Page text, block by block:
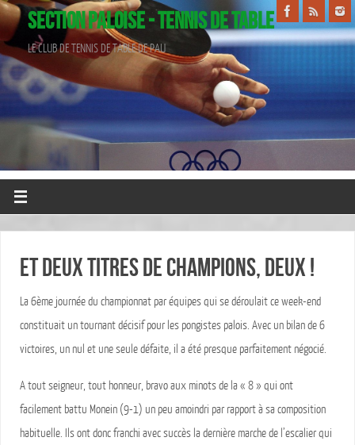
SECTION PALOISE - TENNIS DE TABLE
LE CLUB DE TENNIS DE TABLE DE PAU
ET DEUX TITRES DE CHAMPIONS, DEUX !
La 6ème journée du championnat par équipes qui se déroulait ce week-end
constituait un tournant décisif pour les pongistes palois. Avec un bilan de 6
victoires, un nul et une seule défaite, il a été presque parfaitement négocié.
A tout seigneur, tout honneur, bravo aux minots de la « 8 » qui ont
facilement battu Monein (9-1) un peu amoindri par rapport à sa composition
habituelle. Ils ont donc franchi avec succès la dernière marche de l’escalier qui